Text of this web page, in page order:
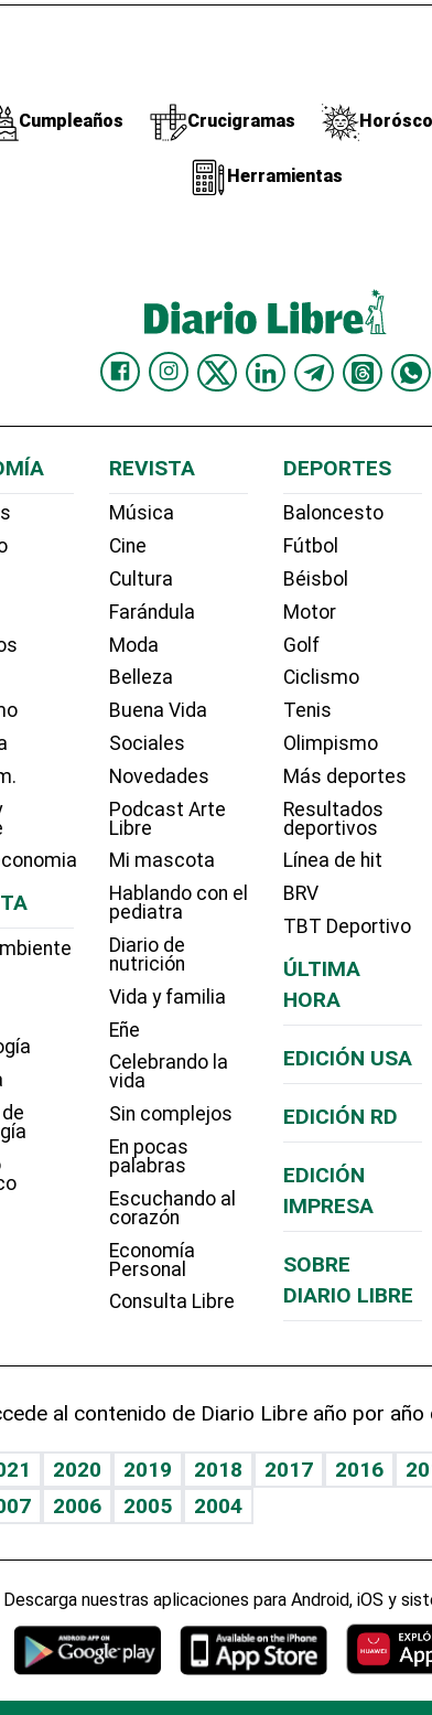
Cumpleaños Crucigramas
Herramientas
REVISTA
Música
Cine
Cultura
Farándula
Moda
Belleza
Buena Vida
Sociales
Novedades
Podcast Arte
Libre
Mi mascota
Hablando con el
pediatra
Diario de
nutrición
Vida y familia
Eñe
Celebrando la
vida
Sin complejos
En pocas
palabras
Escuchando al
corazón
Economía
Personal
Consulta Libre
DEPORTES
Baloncesto
Fútbol
Béisbol
Motor
Golf
Ciclismo
Tenis
Olimpismo
Más deportes
Resultados
deportivos
Línea de hit
BRV
TBT Deportivo
ÚLTIMA
HORA
EDICIÓN USA
EDICIÓN RD
EDICIÓN
IMPRESA
SOBRE
DIARIO LIBRE
al contenido de Diario Libre año por año
2020 2019 2018 2017 2016
2006 2005 2004
Descarga nuestras aplicaciones para Android, iOS y